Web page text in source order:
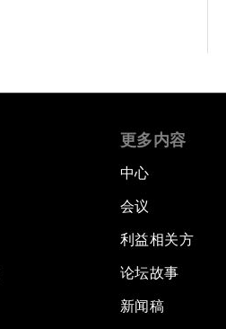
更多内容
中心
会议
利益相关方
论坛故事
新闻稿